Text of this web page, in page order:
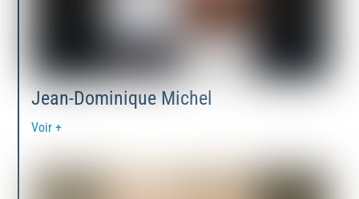
Jean-Dominique Michel
Voir +